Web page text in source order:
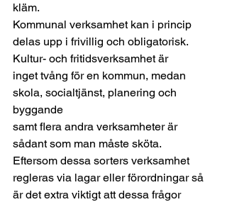
kläm.
Kommunal verksamhet kan i princip
delas upp i frivillig och obligatorisk.
Kultur- och fritidsverksamhet är
inget tvång för en kommun, medan
skola, socialtjänst, planering och
byggande
samt flera andra verksamheter är
sådant som man måste sköta.
Eftersom dessa sorters verksamhet
regleras via lagar eller förordningar så
är det extra viktigt att dessa frågor